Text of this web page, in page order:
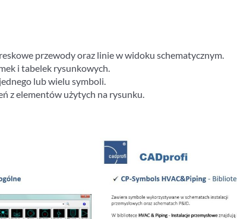
przewody oraz linie w widoku schematycznym.
i tabelek rysunkowych.
lub wielu symboli.
z elementów użytych na rysunku.